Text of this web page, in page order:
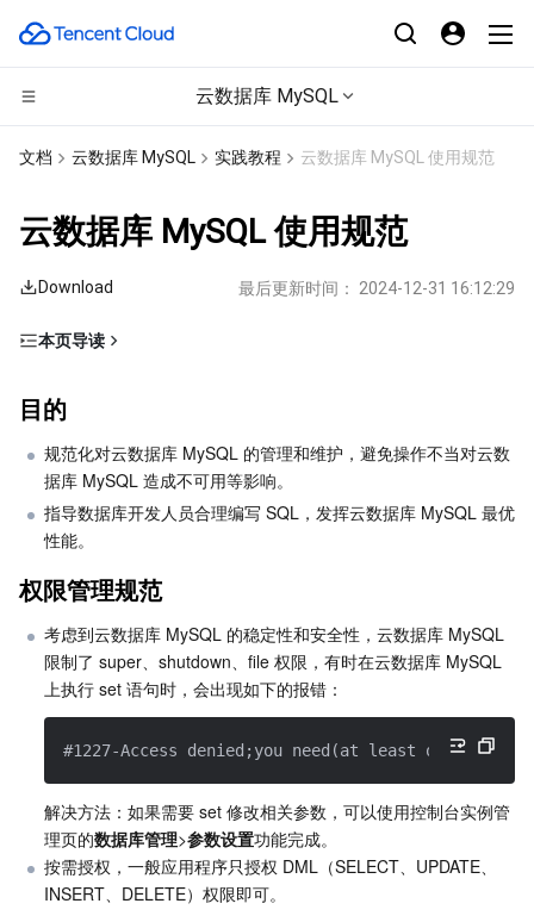
云数据库 MySQL
CDN与边缘平台
内容分发网络 CDN
多网聚合加速（腾讯云聚通）
云服务器
专用宿主机
高性能计算
服务网格
本地专用集群
注册配置治理
对象存储
云硬盘
云 HDFS
存储数据服务
数据万象
智能媒资托管
云数据库 MySQL
云数据库 MariaDB
关系型数据库TDSQL
TDSQL-C MySQL 版
NoSQL 数据库
文档 云数据库 MySQL 实践教程 云数据库 MySQL 使用规范
云数据库 MySQL 使用规范
Download 最后更新时间： 2024-12-31 16:12:29
本页导读
权限管理规范
日常操作规范
注意事项
建议事项
库表设计规范
建议事项
索引设计规范
SQL 编写规范
注意事项
建议事项
目的
规范化对云数据库 MySQL 的管理和维护，避免操作不当对云数
据库 MySQL 造成不可用等影响。
指导数据库开发人员合理编写 SQL，发挥云数据库 MySQL 最优
性能。
权限管理规范
考虑到云数据库 MySQL 的稳定性和安全性，云数据库 MySQL
限制了 super、shutdown、file 权限，有时在云数据库 MySQL
上执行 set 语句时，会出现如下的报错：
#1227-Access denied;you need(at least one
解决方法：如果需要 set 修改相关参数，可以使用控制台实例管
理页的数据库管理>参数设置功能完成。
按需授权，一般应用程序只授权 DML（SELECT、UPDATE、
INSERT、DELETE）权限即可。